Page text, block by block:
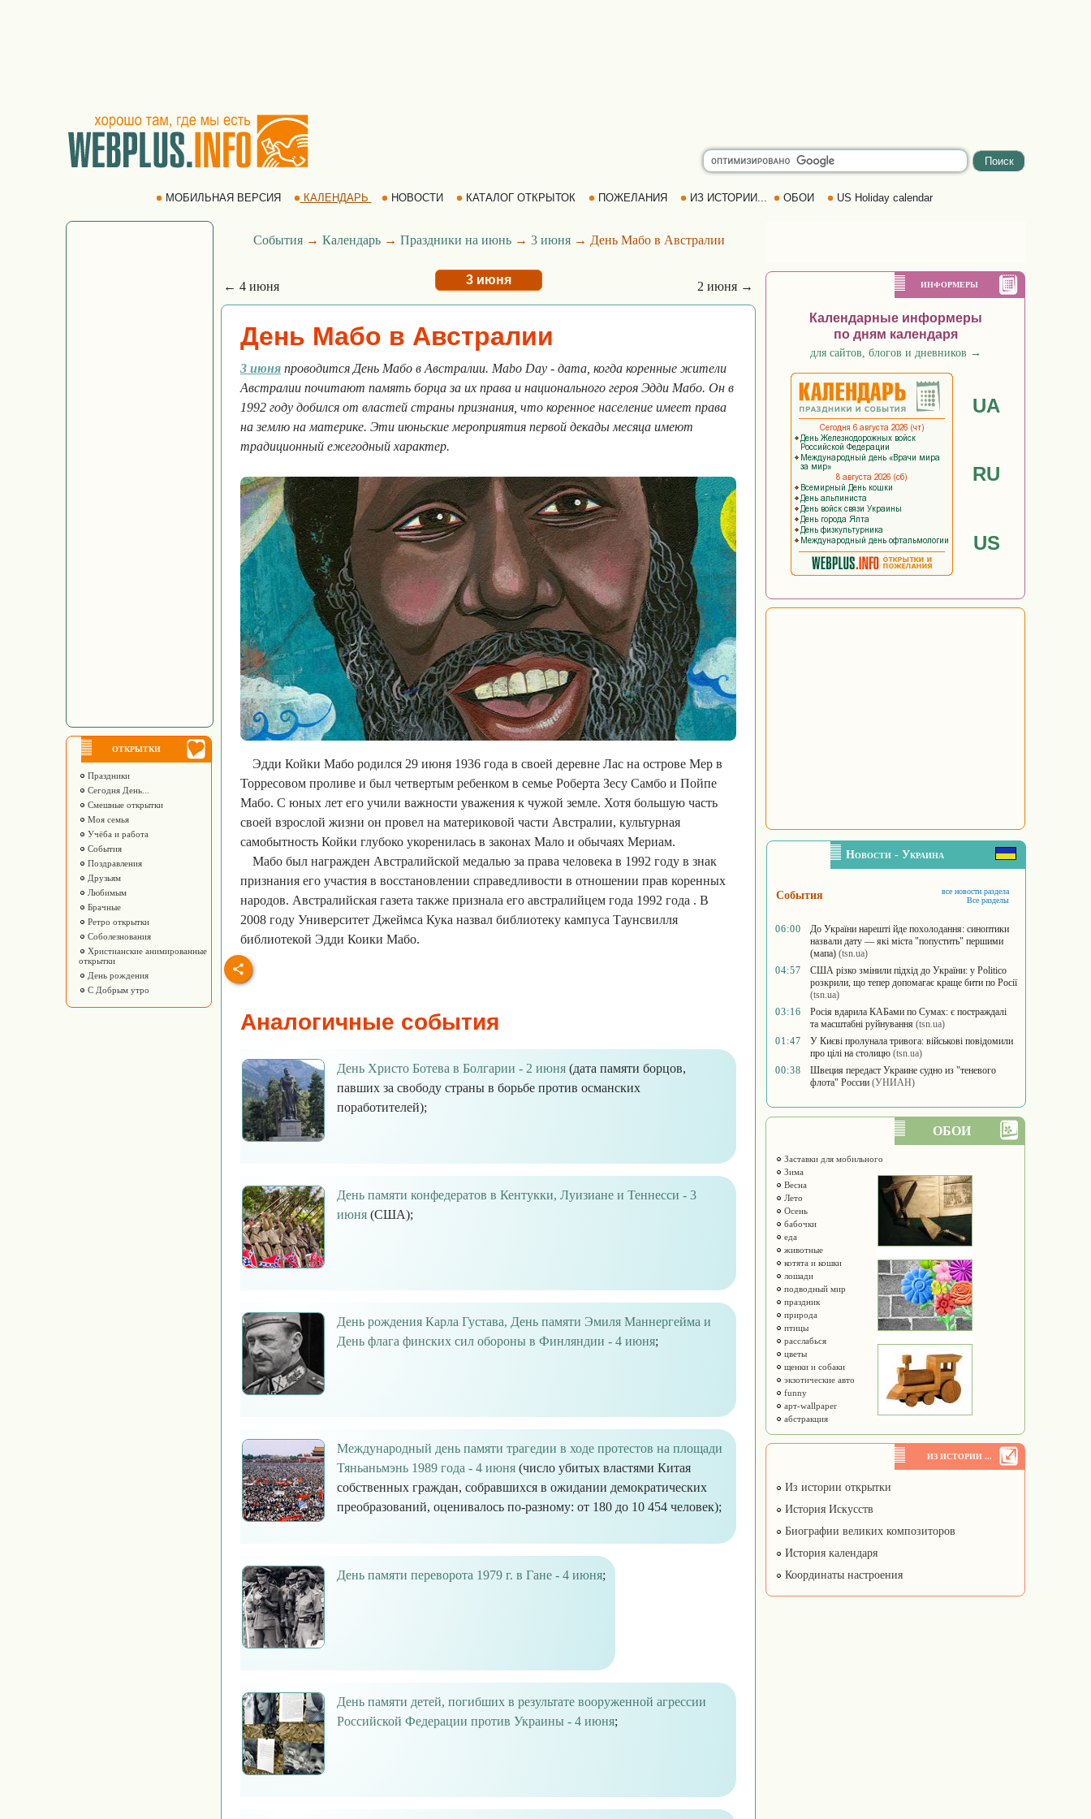
МОБИЛЬНАЯ ВЕРСИЯ КАЛЕНДАРЬ НОВОСТИ КАТАЛОГ ОТКРЫТОК ПОЖЕЛАНИЯ ИЗ ИСТОРИИ... ОБОИ US Holiday calendar
ОТКРЫТКИ
Праздники
Сегодня День...
Смешные открытки
Моя семья
Учёба и работа
События
Поздравления
Друзьям
Любимым
Брачные
Ретро открытки
Соболезнования
Христианские анимированные
открытки
День рождения
С Добрым утро
События→ Календарь→ Праздники на июнь→ 3 июня→ День Мабо в Австралии
← 4 июня 3 июня 2 июня →
День Мабо в Австралии
3 июня проводится День Мабо в Австралии. Mabo Day - дата, когда коренные жители
Австралии почитают память борца за их права и национального героя Эдди Мабо. Он в
1992 году добился от властей страны признания, что коренное население имеет права
на землю на материке. Эти июньские мероприятия первой декады месяца имеют
традиционный ежегодный характер.
Эдди Койки Мабо родился 29 июня 1936 года в своей деревне Лас на острове Мер в
Торресовом проливе и был четвертым ребенком в семье Роберта Зесу Самбо и Пойпе
Мабо. С юных лет его учили важности уважения к чужой земле. Хотя большую часть
своей взрослой жизни он провел на материковой части Австралии, культурная
самобытность Койки глубоко укоренилась в законах Мало и обычаях Мериам.
Мабо был награжден Австралийской медалью за права человека в 1992 году в знак
признания его участия в восстановлении справедливости в отношении прав коренных
народов. Австралийская газета также признала его австралийцем года 1992 года . В
2008 году Университет Джеймса Кука назвал библиотеку кампуса Таунсвилля
библиотекой Эдди Коики Мабо.
Аналогичные события
День Христо Ботева в Болгарии - 2 июня (дата памяти борцов,
павших за свободу страны в борьбе против османских
поработителей);
День памяти конфедератов в Кентукки, Луизиане и Теннесси - 3
июня (США);
День рождения Карла Густава, День памяти Эмиля Маннергейма и
День флага финских сил обороны в Финляндии - 4 июня;
Международный день памяти трагедии в ходе протестов на площади
Тяньаньмэнь 1989 года - 4 июня (число убитых властями Китая
собственных граждан, собравшихся в ожидании демократических
преобразований, оценивалось по-разному: от 180 до 10 454 человек);
День памяти переворота 1979 г. в Гане - 4 июня;
День памяти детей, погибших в результате вооруженной агрессии
Российской Федерации против Украины - 4 июня;
ИНФОРМЕРЫ
Календарные информеры
по дням календаря
для сайтов, блогов и дневников →
UA
RU
US
Новости - Украина
События
все новости раздела
Все разделы
06:00
До України нарешті йде похолодання: синоптики
назвали дату — які міста "попустить" першими
(мапа) (tsn.ua)
04:57
США різко змінили підхід до України: у Politico
розкрили, що тепер допомагає краще бити по Росії
(tsn.ua)
03:16
Росія вдарила КАБами по Сумах: є постраждалі
та масштабні руйнування (tsn.ua)
01:47
У Києві пролунала тривога: військові повідомили
про цілі на столицю (tsn.ua)
00:38
Швеция передаст Украине судно из "теневого
флота" России (УНИАН)
ОБОИ
Заставки для мобильного
Зима
Весна
Лето
Осень
бабочки
еда
животные
котята и кошки
лошади
подводный мир
праздник
природа
птицы
расслабься
цветы
щенки и собаки
экзотические авто
funny
арт-wallpaper
абстракция
ИЗ ИСТОРИИ ...
Из истории открытки
История Искусств
Биографии великих композиторов
История календаря
Координаты настроения